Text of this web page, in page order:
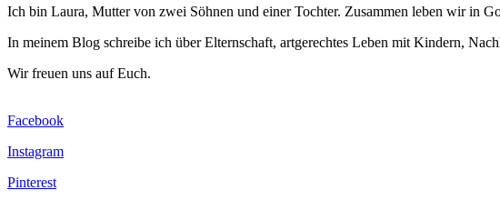
Ich bin Laura, Mutter von zwei Söhnen und einer Tochter. Zusammen leben wir in
In meinem Blog schreibe ich über Elternschaft, artgerechtes Leben mit Kindern,
Wir freuen uns auf Euch.
Facebook
Instagram
Pinterest